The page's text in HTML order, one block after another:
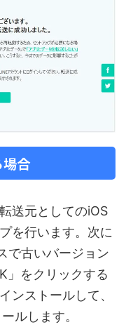
合
送元としてのiOS
を行います。次に
で古いバージョン
」をクリックする
ンストールして、
ルします。